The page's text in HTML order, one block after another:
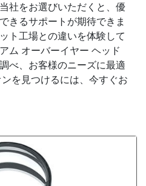
社をお選びいただくと、優
きるサポートが期待できま
ト工場との違いを体験して
ム オーバーイヤー ヘッド
べ、お客様のニーズに最適
を見つけるには、今すぐお